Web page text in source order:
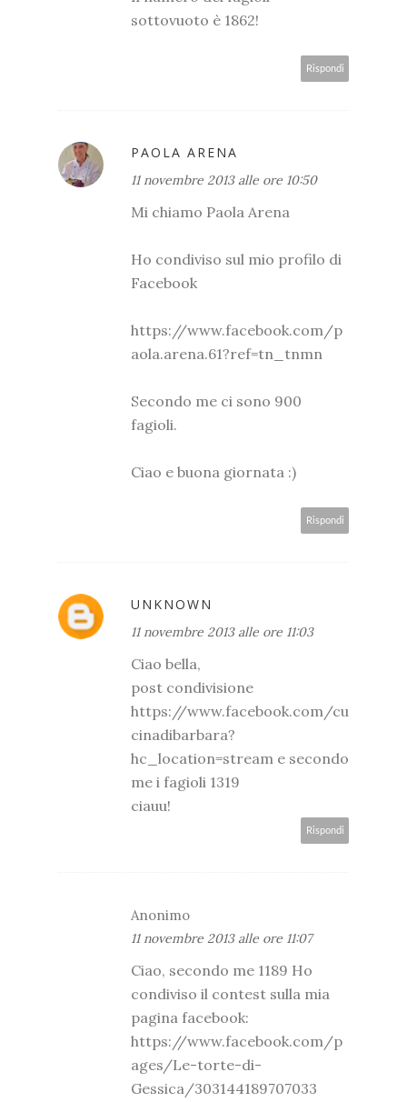
sottovuoto è 1862!
Rispondi
PAOLA ARENA
11 novembre 2013 alle ore 10:50
Mi chiamo Paola Arena
Ho condiviso sul mio profilo di
Facebook
https://www.facebook.com/p
aola.arena.61?ref=tn_tnmn
Secondo me ci sono 900
fagioli.
Ciao e buona giornata :)
Rispondi
UNKNOWN
11 novembre 2013 alle ore 11:03
Ciao bella,
post condivisione
https://www.facebook.com/cu
cinadibarbara?
hc_location=stream e secondo
me i fagioli 1319
ciauu!
Rispondi
Anonimo
11 novembre 2013 alle ore 11:07
Ciao, secondo me 1189 Ho
condiviso il contest sulla mia
pagina facebook:
https://www.facebook.com/p
ages/Le-torte-di-
Gessica/303144189707033